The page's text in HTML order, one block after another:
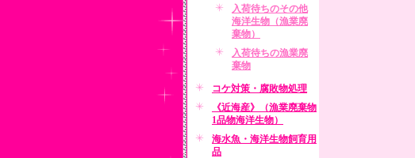
入荷待ちのその他
海洋生物（漁業廃
棄物）
入荷待ちの漁業廃
棄物
コケ対策・腐敗物処理
《近海産》（漁業廃棄物
1品物海洋生物）
海水魚・海洋生物飼育用
品